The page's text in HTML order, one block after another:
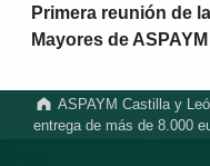
Primera reunión de
Mayores de
ASPAYM Castilla y
entrega de más de 8.000